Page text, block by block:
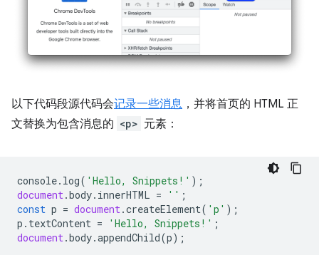
以下代码段源代码会记录一些消息 ，并将首页的 HTML 正
文替换为包含消息的 <p> 元素：
console. log( 'Hello, Snippets!' );
document.body. innerHTML = '' ;
const p = document.createElement( 'p' );
p . textContent = 'Hello, Snippets!' ;
document.body.appendChild(p);